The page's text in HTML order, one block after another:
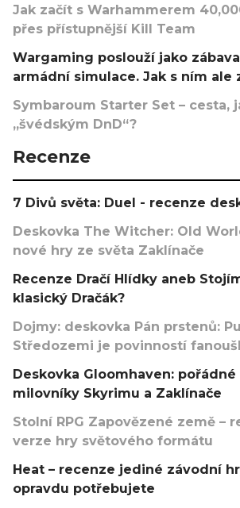
Jak začít s Warhammerem
přes přístupnější Kill Team
Wargaming poslouží jako
armádní simulace. Jak s ním ale
Symbaroum Starter Set – cesta,
„švédským DnD“?
Recenze
7 Divů světa: Duel - recenze
Deskovka The Witcher: Old
nové hry ze světa Zaklínače
Recenze Dračí Hlídky aneb
klasický Dračák?
Dojmy: deskovka Pán prstenů:
Středozemi je povinností
Deskovka Gloomhaven: pořádné
milovníky Skyrimu a Zaklínače
Stolní RPG Zapovězené země –
verze hry světového formátu
Heat – recenze jediné závodní
opravdu potřebujete